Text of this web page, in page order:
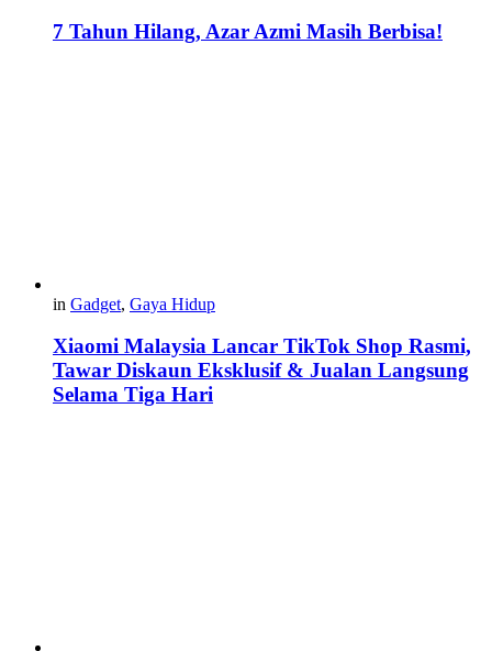
7 Tahun Hilang, Azar Azmi Masih Berbisa!
in Gadget, Gaya Hidup
Xiaomi Malaysia Lancar TikTok Shop Rasmi,
Tawar Diskaun Eksklusif & Jualan Langsung
Selama Tiga Hari